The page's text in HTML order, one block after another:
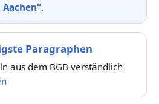
.
Paragraphen
aus dem BGB verständlich